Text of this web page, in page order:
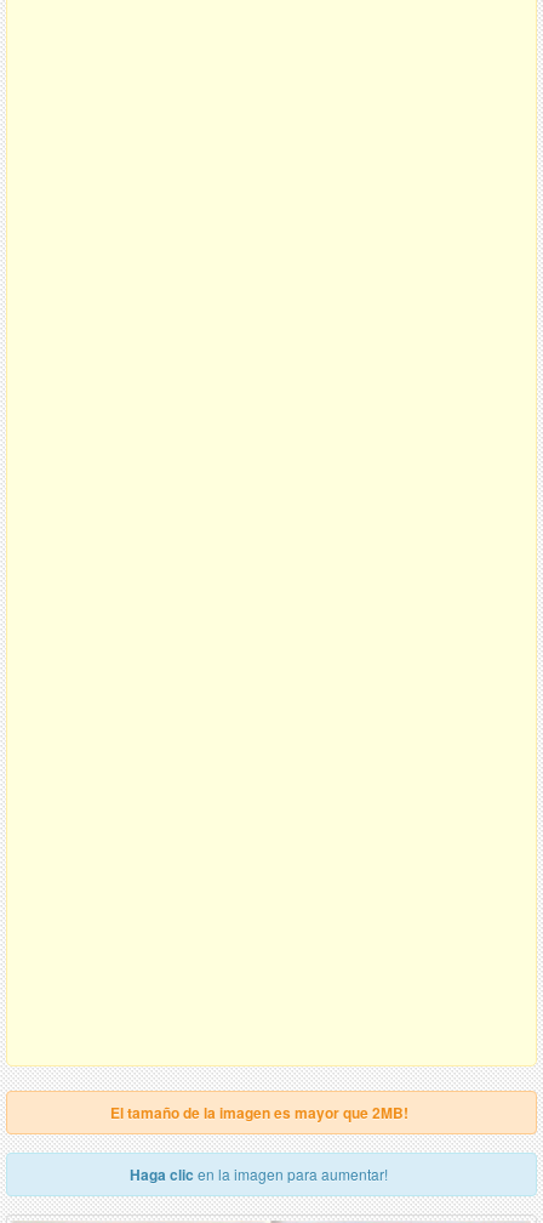
El tamaño de la imagen es mayor que 2MB!
Haga clic en la imagen para aumentar!